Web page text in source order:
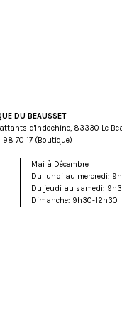
DU BEAUSSET
d'Indochine, 83330 Le
89 49 40 (Boutique)
Mai à Décembre
Du lundi au mercredi:
Du jeudi au samedi:
Dimanche: 9h30-12h30